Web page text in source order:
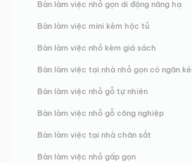
Bàn làm việc nhỏ gọn di động nâng hạ
Bàn làm việc mini kèm hộc tủ
Bàn làm việc nhỏ kèm giá sách
Bàn làm việc tại nhà nhỏ gọn có ngăn
Bàn làm việc nhỏ gỗ tự nhiên
Bàn làm việc nhỏ gỗ công nghiệp
Bàn làm việc tại nhà chân sắt
Bàn làm việc nhỏ gấp gọn